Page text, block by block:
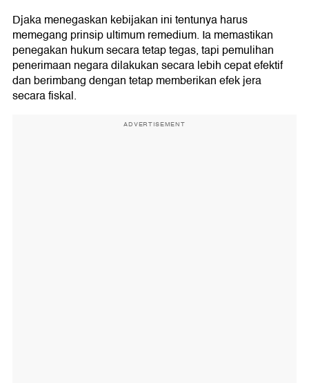
Djaka menegaskan kebijakan ini tentunya harus
memegang prinsip ultimum remedium. Ia memastikan
penegakan hukum secara tetap tegas, tapi pemulihan
penerimaan negara dilakukan secara lebih cepat efektif
dan berimbang dengan tetap memberikan efek jera
secara fiskal.
ADVERTISEMENT